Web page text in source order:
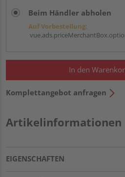
Beim Händler abholen
Auf Vorbestellung:
In den
Komplettangebot anfragen
Artikelinformationen
EIGENSCHAFTEN